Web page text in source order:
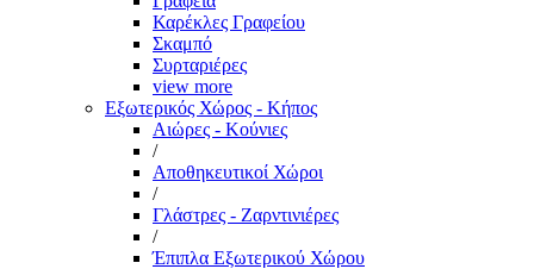
Καρέκλες Γραφείου
Σκαμπό
Συρταριέρες
view more
Εξωτερικός Χώρος - Κήπος
Αιώρες - Κούνιες
/
Αποθηκευτικοί Χώροι
/
Γλάστρες - Ζαρντινιέρες
/
Έπιπλα Εξωτερικού Χώρου